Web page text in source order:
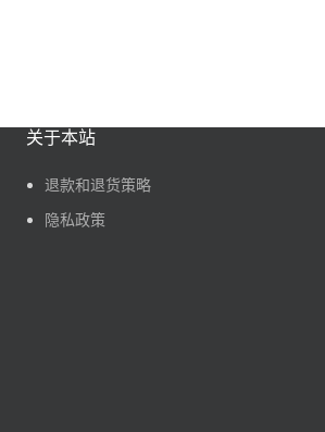
关于本站
退款和退货策略
隐私政策